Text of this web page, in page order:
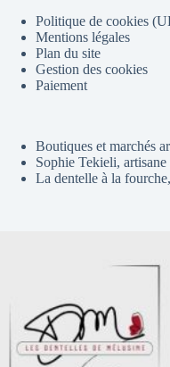
Politique de cookies
Mentions légales
Plan du site
Gestion des cookies
Paiement
Boutiques et marchés
Sophie Tekieli,
La dentelle à la